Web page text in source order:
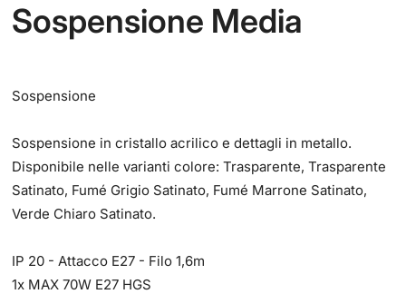
Sospensione Media
Sospensione
Sospensione in cristallo acrilico e dettagli in metallo.
Disponibile nelle varianti colore: Trasparente, Trasparente
Satinato, Fumé Grigio Satinato, Fumé Marrone Satinato,
Verde Chiaro Satinato.
IP 20 - Attacco E27 - Filo 1,6m
1x MAX 70W E27 HGS